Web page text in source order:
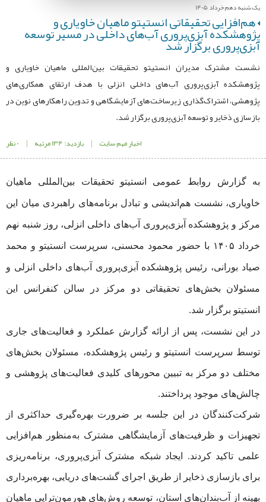
یک شنبه دهم خرداد 1405
هم‌افزایی تحقیقاتی انستیتو ماهیان خاویاری و
پژوهشکده آبزی‌پروری آب‌های داخلی در مسیر توسعه
آبزی‌پروری برگزار شد
نشست مشترک مدیران انستیتو تحقیقات بین‌المللی ماهیان خاویاری و
پژوهشکده آبزی‌پروری آب‌های داخلی انزلی با هدف ارتقای همکاری‌های
پژوهشی، اشتراک‌گذاری زیرساخت‌های آزمایشگاهی و تدوین راهکارهای نوین در
بازسازی ذخایر و توسعه آبزی‌پروری برگزار شد.
اخبار مهم سایت | بازدید: 134 مرتبه | 0 نظر
به گزارش روابط عمومی انستیتو تحقیقات بین‌المللی ماهیان
خاویاری، نشست هم‌اندیشی و تبادل برنامه‌های راهبردی میان این
مرکز و پژوهشکده آبزی‌پروری آب‌های داخلی انزلی، روز شنبه نهم
خرداد ۱۴۰۵ با حضور محمود محسنی، سرپرست انستیتو و محمد
صیاد بورانی، رئیس پژوهشکده آبزی‌پروری آب‌های داخلی انزلی و
مسئولان بخش‌های تحقیقاتی دو مرکز در سالن کنفرانس این
انستیتو برگزار شد.
در این نشست، پس از ارائه گزارش عملکرد و فعالیت‌های جاری
توسط سرپرست انستیتو و رئیس پژوهشکده، مسئولان بخش‌های
مختلف دو مرکز به تبیین محورهای کلیدی فعالیت‌های پژوهشی و
چالش‌های موجود پرداختند.
شرکت‌کنندگان در این جلسه بر ضرورت بهره‌گیری حداکثری از
تجهیزات و ظرفیت‌های آزمایشگاهی مشترک به‌منظور هم‌افزایی
علمی تاکید کردند. ایجاد شبکه مشترک آبزی‌پروری، برنامه‌ریزی
برای بازسازی ذخایر از طریق اجرای گشت‌های دریایی، بهره‌برداری
بهینه از آب‌بندان‌های استان، توسعه روش‌های هورمون‌تراپی ماهیان